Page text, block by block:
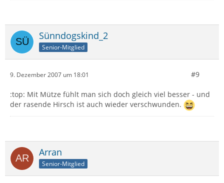
Sünndogskind_2
Senior-Mitglied
9. Dezember 2007 um 18:01 #9
:top: Mit Mütze fühlt man sich doch gleich viel besser - und
der rasende Hirsch ist auch wieder verschwunden.
Arran
Senior-Mitglied